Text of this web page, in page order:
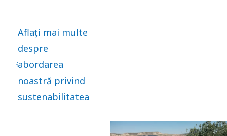
Asumându-ne
responsabilitatea
nostru și
Aflați mai multe
despre
abordarea
noastră privind
sustenabilitatea